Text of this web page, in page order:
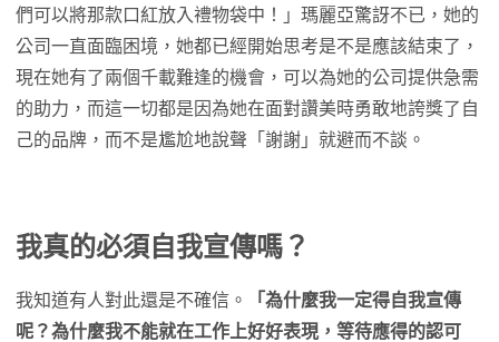
們可以將那款口紅放入禮物袋中！」瑪麗亞驚訝不已，她的
公司一直面臨困境，她都已經開始思考是不是應該結束了，
現在她有了兩個千載難逢的機會，可以為她的公司提供急需
的助力，而這一切都是因為她在面對讚美時勇敢地誇獎了自
己的品牌，而不是尷尬地說聲「謝謝」就避而不談。
我真的必須自我宣傳嗎？
我知道有人對此還是不確信。
「為什麼我一定得自我宣傳
呢？為什麼我不能就在工作上好好表現，等待應得的認可